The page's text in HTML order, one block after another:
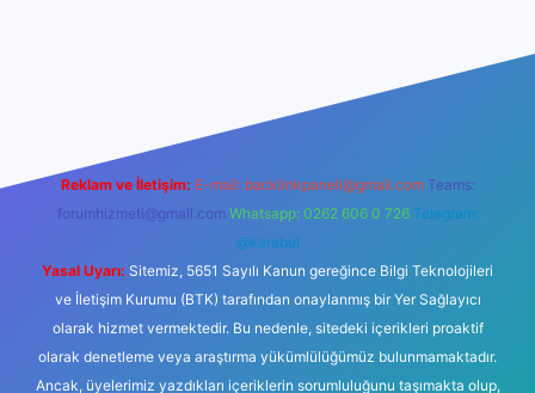
m elexbet
Reklam ve İletişim: E-mail: backlinkpaneli@gmail.com Teams:
forumhizmeti@gmail.com Whatsapp: 0262 606 0 726 Telegram:
@karabul
Yasal Uyarı: Sitemiz, 5651 Sayılı Kanun gereğince Bilgi Teknolojileri
ve İletişim Kurumu (BTK) tarafından onaylanmış bir Yer Sağlayıcı
olarak hizmet vermektedir. Bu nedenle, sitedeki içerikleri proaktif
olarak denetleme veya araştırma yükümlülüğümüz bulunmamaktadır.
Ancak, üyelerimiz yazdıkları içeriklerin sorumluluğunu taşımakta olup,